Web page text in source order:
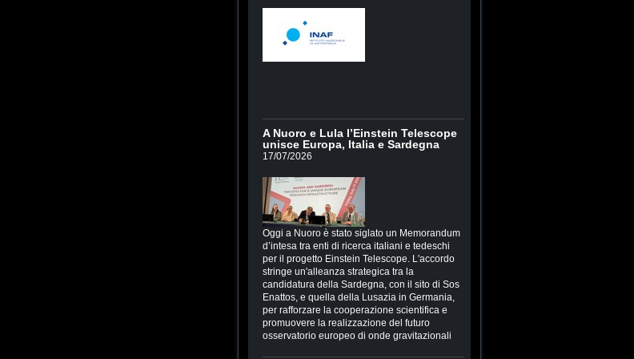
A Nuoro e Lula l’Einstein Telescope
unisce Europa, Italia e Sardegna
17/07/2026
Oggi a Nuoro è stato siglato un Memorandum
d’intesa tra enti di ricerca italiani e tedeschi
per il progetto Einstein Telescope. L'accordo
stringe un'alleanza strategica tra la
candidatura della Sardegna, con il sito di Sos
Enattos, e quella della Lusazia in Germania,
per rafforzare la cooperazione scientifica e
promuovere la realizzazione del futuro
osservatorio europeo di onde gravitazionali